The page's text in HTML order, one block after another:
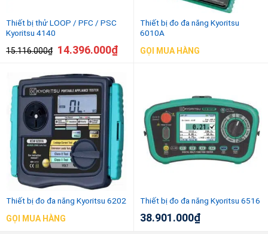
Thiết bị thử LOOP / PFC / PSC
Kyoritsu 4140
15.116.000₫ 14.396.000₫
Thiết bị đo đa năng Kyoritsu
6010A
GỌI MUA HÀNG
Thiết bị đo đa năng Kyoritsu 6202
GỌI MUA HÀNG
Thiết bị đo đa năng Kyoritsu 6516
38.901.000₫